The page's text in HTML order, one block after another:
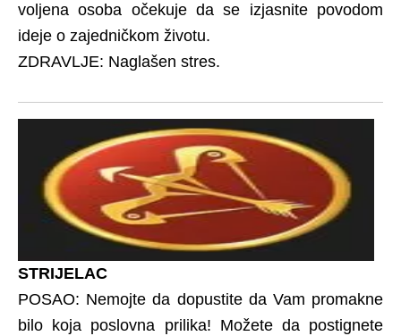
voljena osoba očekuje da se izjasnite povodom
ideje o zajedničkom životu.
ZDRAVLJE: Naglašen stres.
STRIJELAC
POSAO: Nemojte da dopustite da Vam promakne
bilo koja poslovna prilika! Možete da postignete